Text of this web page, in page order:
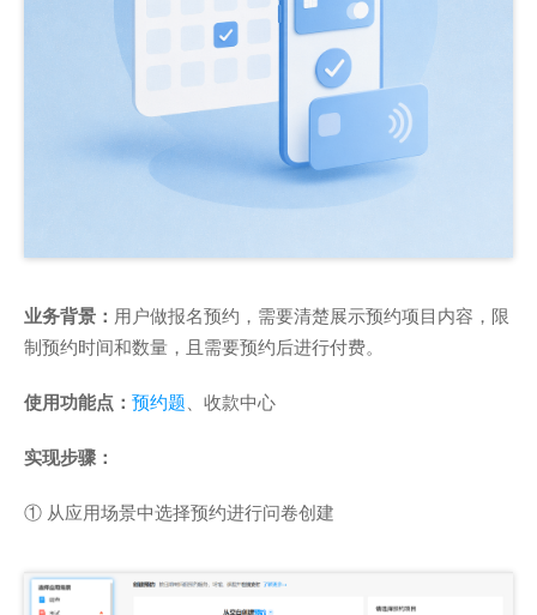
业务背景： 用户做报名预约，需要清楚展示预约项目内容，限
制预约时间和数量，且需要预约后进行付费。
使用功能点： 预约题 、收款中心
实现步骤：
① 从应用场景中选择预约进行问卷创建